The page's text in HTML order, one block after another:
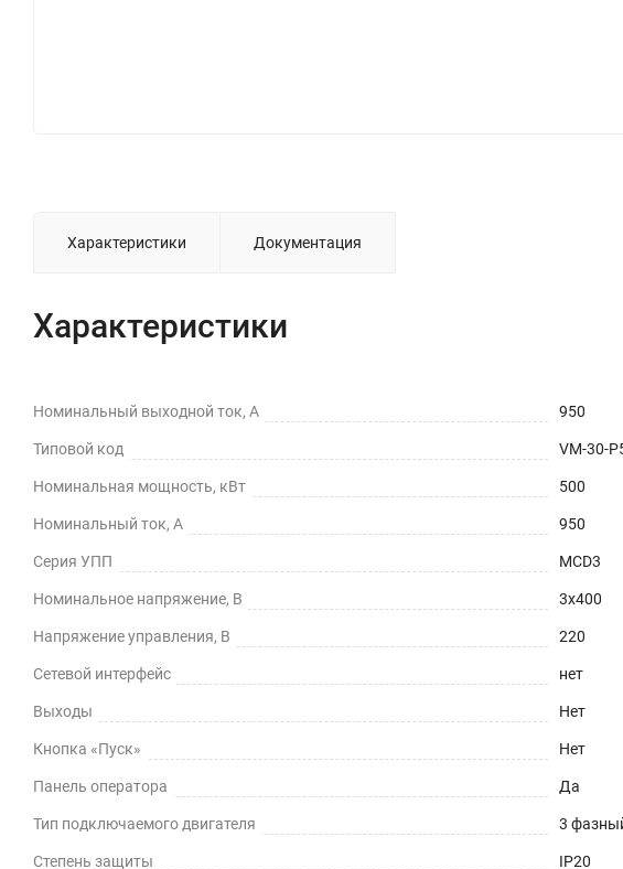
Характеристики Документация
Характеристики
Номинальный выходной ток, А 950
Типовой код VM-30-
Номинальная мощность, кВт 500
Номинальный ток, А 950
Серия УПП MCD3
Номинальное напряжение, В 3х400
Напряжение управления, В 220
Сетевой интерфейс нет
Выходы Нет
Кнопка «Пуск» Нет
Панель оператора Да
Тип подключаемого двигателя 3
Степень защиты IP20